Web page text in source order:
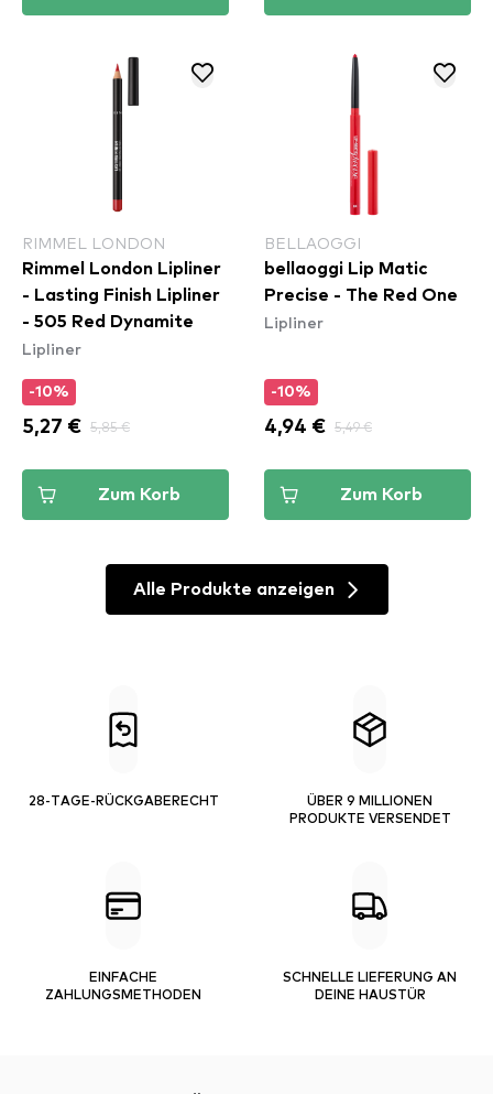
RIMMEL LONDON
Rimmel London Lipliner
- Lasting Finish Lipliner
- 505 Red Dynamite
Lipliner
-10%
5,27 € 5,85 €
Zum Korb
BELLAOGGI
bellaoggi Lip Matic
Precise - The Red One
Lipliner
-10%
4,94 € 5,49 €
Zum Korb
Alle Produkte anzeigen
28-TAGE-RÜCKGABERECHT
ÜBER 9 MILLIONEN
PRODUKTE VERSENDET
EINFACHE
ZAHLUNGSMETHODEN
SCHNELLE LIEFERUNG AN
DEINE HAUSTÜR